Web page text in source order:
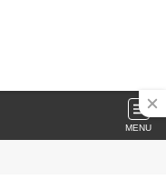
MENU